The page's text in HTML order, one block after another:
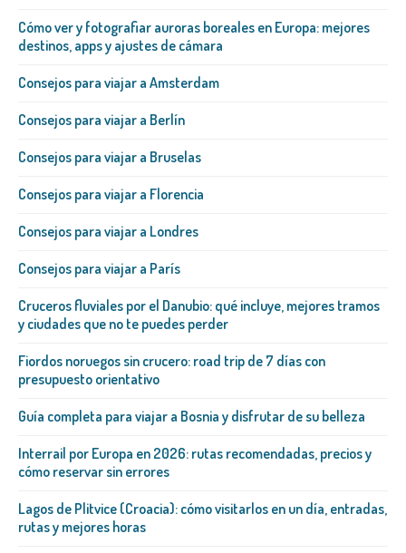
Cómo ver y fotografiar auroras boreales en Europa: mejores
destinos, apps y ajustes de cámara
Consejos para viajar a Amsterdam
Consejos para viajar a Berlín
Consejos para viajar a Bruselas
Consejos para viajar a Florencia
Consejos para viajar a Londres
Consejos para viajar a París
Cruceros fluviales por el Danubio: qué incluye, mejores tramos
y ciudades que no te puedes perder
Fiordos noruegos sin crucero: road trip de 7 días con
presupuesto orientativo
Guía completa para viajar a Bosnia y disfrutar de su belleza
Interrail por Europa en 2026: rutas recomendadas, precios y
cómo reservar sin errores
Lagos de Plitvice (Croacia): cómo visitarlos en un día, entradas,
rutas y mejores horas